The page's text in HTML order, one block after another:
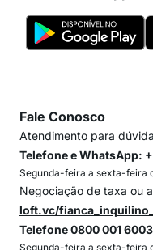
Fale Conosco
Atendimento para
Telefone e WhatsApp:
Segunda-feira a sexta-feira
Negociação de taxa ou
loft.vc/
Telefone 0800 001 6003
Segunda-feira a sexta-feira